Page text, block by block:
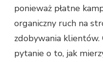
ponieważ płatne
organiczny ruch na
zdobywania
pytanie o to, jak